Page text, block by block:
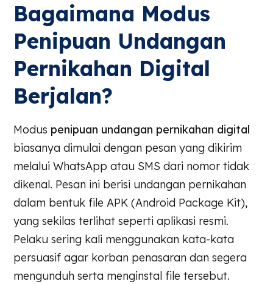
Bagaimana Modus
Penipuan Undangan
Pernikahan Digital
Berjalan?
Modus penipuan undangan pernikahan digital
biasanya dimulai dengan pesan yang dikirim
melalui WhatsApp atau SMS dari nomor tidak
dikenal. Pesan ini berisi undangan pernikahan
dalam bentuk file APK (Android Package Kit),
yang sekilas terlihat seperti aplikasi resmi.
Pelaku sering kali menggunakan kata-kata
persuasif agar korban penasaran dan segera
mengunduh serta menginstal file tersebut.